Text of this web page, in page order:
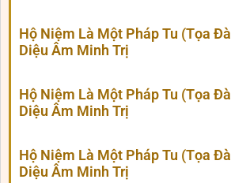
Hộ Niệm Là Một Pháp Tu (Tọa
Diệu Âm Minh Trị
Hộ Niệm Là Một Pháp Tu (Tọa
Diệu Âm Minh Trị
Hộ Niệm Là Một Pháp Tu (Tọa
Diệu Âm Minh Trị